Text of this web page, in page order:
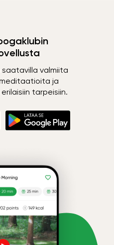
saatavilla valmiita
ja
tarpeisiin.